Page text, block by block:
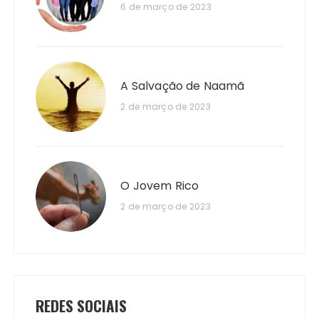
6 de março de 2023
A Salvação de Naamã
2 de março de 2023
O Jovem Rico
2 de março de 2023
REDES SOCIAIS